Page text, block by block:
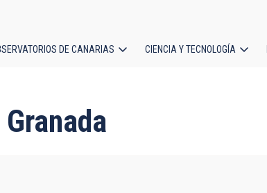
DE CANARIAS CIENCIA Y TECNOLOGÍA